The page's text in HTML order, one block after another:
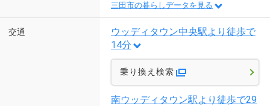
三田市の暮らしデータを見る
交通
ウッディタウン中央駅より徒歩で
14分
乗り換え検索
南ウッディタウン駅より徒歩で29